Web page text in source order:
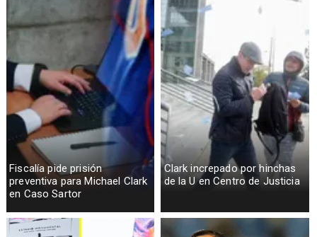
Fiscalía pide prisión
preventiva para Michael Clark
en Caso Sartor
Clark increpado por hinchas
de la U en Centro de Justicia